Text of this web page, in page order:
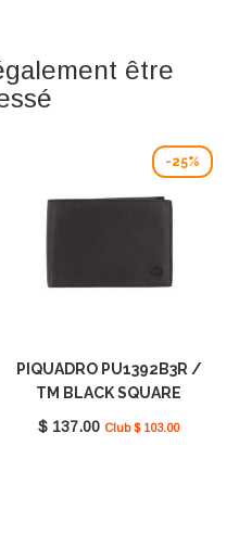
être
-25%
PIQUADRO PU1392B3R /
TM BLACK SQUARE
$ 137.00 Club $ 103.00